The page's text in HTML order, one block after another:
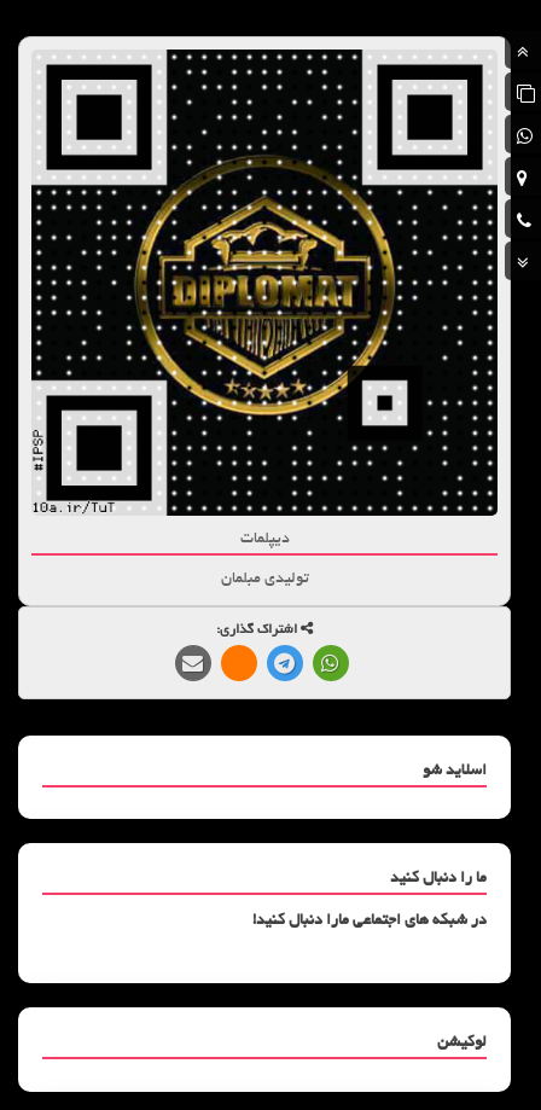
دیپلمات
تولیدی مبلمان
اشتراک گذاری:
اسلاید شو
ما را دنبال کنید
در شبکه های اجتماعی مارا دنبال کنید!
لوکیشن